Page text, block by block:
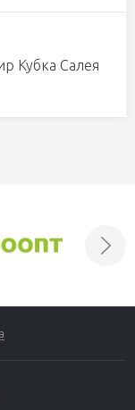
Кубка Салея